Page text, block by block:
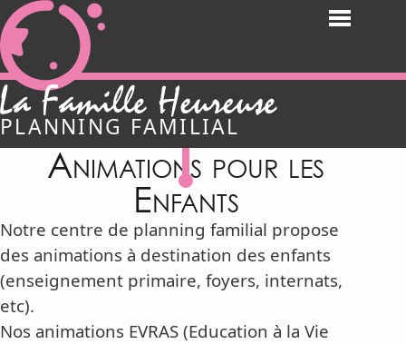
Aller
directement
vers
le
contenu
Famille Heureuse de
PLANNING FAMILIAL
Menu
Animations pour les
Enfants
Notre centre de planning familial propose
des animations à destination des enfants
(enseignement primaire, foyers, internats,
etc).
Nos animations EVRAS (Education à la Vie